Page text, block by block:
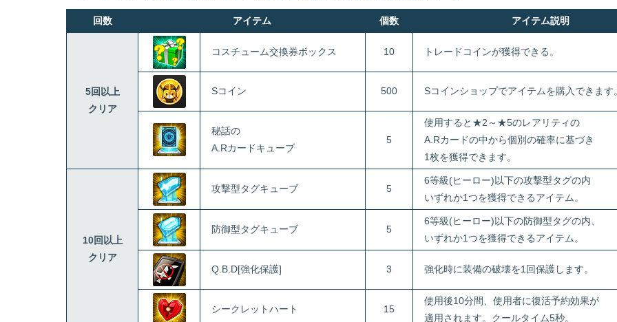
回数 アイテム 個数 アイテム説明
5回以上
クリア
コスチューム交換券ボックス 10 トレードコインが獲得できる。
Sコイン 500 Sコインショップでアイテムを購入できます
秘話の
A.Rカードキューブ
5
使用すると★2～★5のレアリティの
A.Rカードの中から個別の確率に基づき
1枚を獲得できます。
10回以上
クリア
攻撃型タグキューブ 5
6等級(ヒーロー)以下の攻撃型タグの内
いずれか1つを獲得できるアイテム。
防御型タグキューブ 5
6等級(ヒーロー)以下の防御型タグの内、
いずれか1つを獲得できるアイテム。
Q.B.D[強化保護] 3 強化時に装備の破壊を1回保護します。
シークレットハート 15
使用後10分間、使用者に復活予約効果が
適用されます。クールタイム5秒。